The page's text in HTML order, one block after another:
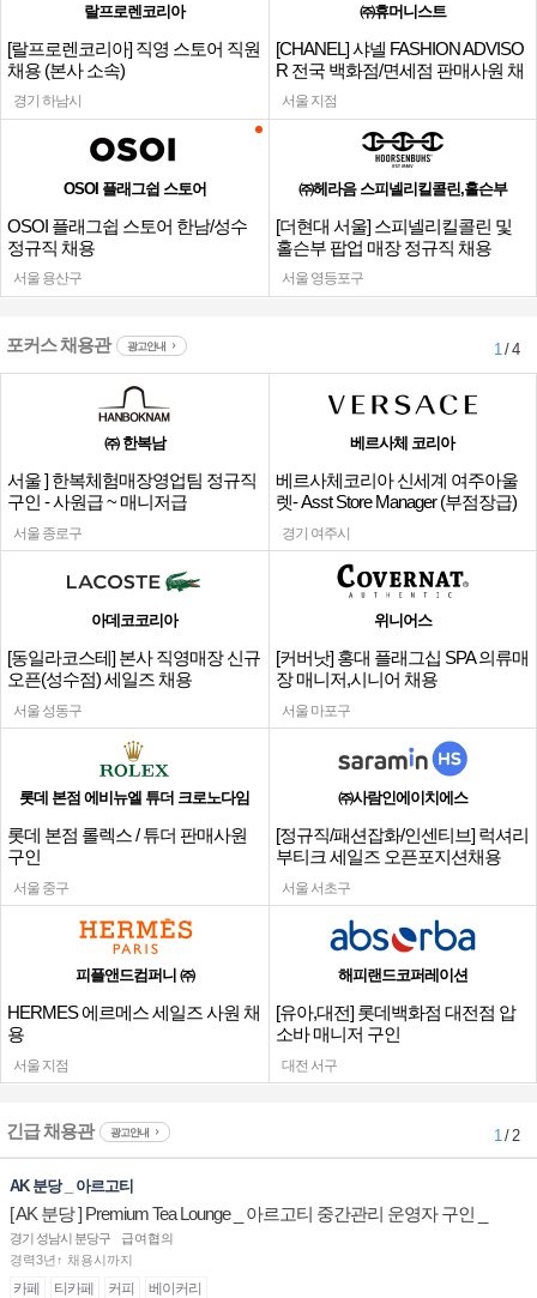
랄프로렌코리아
[랄프로렌코리아] 직영 스토어 직원
채용 (본사 소속)
경기 하남시
㈜휴머니스트
[CHANEL] 샤넬 FASHION ADVISO
R 전국 백화점/면세점 판매사원 채
용
서울 지점
OSOI 플래그쉽 스토어
OSOI 플래그쉽 스토어 한남/성수
정규직 채용
서울 용산구
㈜헤라음 스피넬리킬콜린,홀슨부
[더현대 서울] 스피넬리킬콜린 및
홀슨부 팝업 매장 정규직 채용
서울 영등포구
포커스 채용관 광고안내 1/ 4
㈜ 한복남
서울 ] 한복체험매장영업팀 정규직
구인 - 사원급 ~ 매니저급
서울 종로구
베르사체 코리아
베르사체코리아 신세계 여주아울
렛- Asst Store Manager (부점장급)
채용
경기 여주시
아데코코리아
[동일라코스테] 본사 직영매장 신규
오픈(성수점) 세일즈 채용
서울 성동구
위니어스
[커버낫] 홍대 플래그십 SPA 의류매
장 매니저,시니어 채용
서울 마포구
롯데 본점 에비뉴엘 튜더 크로노다임
롯데 본점 롤렉스 / 튜더 판매사원
구인
서울 중구
㈜사람인에이치에스
[정규직/패션잡화/인센티브] 럭셔리
부티크 세일즈 오픈포지션채용
서울 서초구
피플앤드컴퍼니 ㈜
HERMES 에르메스 세일즈 사원 채
용
서울 지점
해피랜드코퍼레이션
[유아,대전] 롯데백화점 대전점 압
소바 매니저 구인
대전 서구
긴급 채용관 광고안내 1/ 2
AK 분당 _ 아르고티
[ AK 분당 ] Premium Tea Lounge _ 아르고티 중간관리 운영자 구인 _
경기 성남시 분당구
급여협의
경력3년↑ 채용시까지
카페 티카페 커피 베이커리